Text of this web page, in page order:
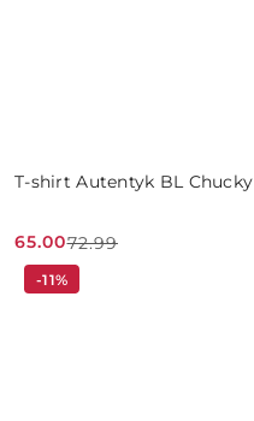
T-shirt Autentyk BL Chucky
Cena
promocyjna:
65.00
Cena
przed
72.99
-11%